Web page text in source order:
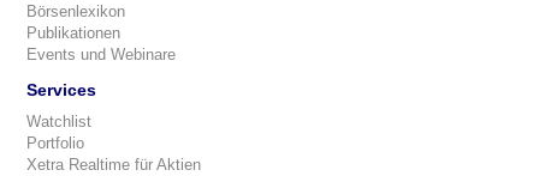
Börsenlexikon
Publikationen
Events und Webinare
Services
Watchlist
Portfolio
Xetra Realtime für Aktien